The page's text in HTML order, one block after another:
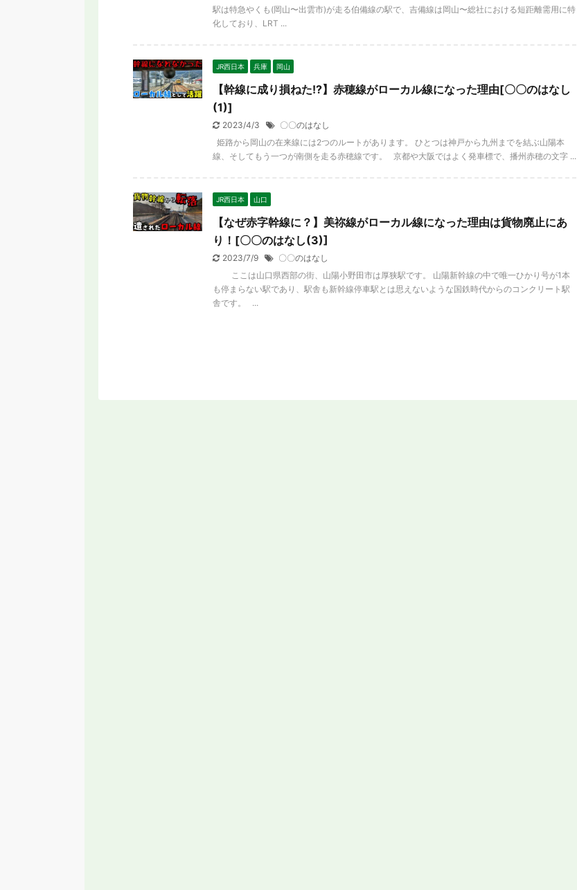
駅は特急やくも(岡山〜出雲市)が走る伯備線の駅で、吉備線は岡山〜総社における短距離需用に特
化しており、LRT ...
JR西日本 兵庫 岡山
【幹線に成り損ねた!?】赤穂線がローカル線になった理由[〇〇のはなし
(1)]
2023/4/3
〇〇のはなし
姫路から岡山の在来線には2つのルートがあります。 ひとつは神戸から九州までを結ぶ山陽本
線、そしてもう一つが南側を走る赤穂線です。 京都や大阪ではよく発車標で、播州赤穂の文字 ...
JR西日本 山口
【なぜ赤字幹線に？】美祢線がローカル線になった理由は貨物廃止にあ
り！[〇〇のはなし(3)]
2023/7/9
〇〇のはなし
ここは山口県西部の街、山陽小野田市は厚狭駅です。 山陽新幹線の中で唯一ひかり号が1本
も停まらない駅であり、駅舎も新幹線停車駅とは思えないような国鉄時代からのコンクリート駅
舎です。 ...
【SRT】名古屋に変な乗り物誕生！いらない
と言われる新交通システムの理由